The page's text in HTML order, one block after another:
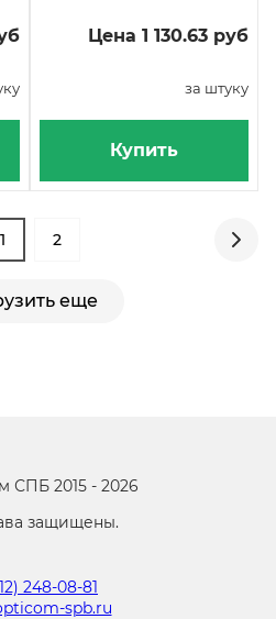
Цена 1 130.63 руб
за штуку
Купить
1 2
еще
СПБ 2015 - 2026
защищены.
248-08-81
spb.ru